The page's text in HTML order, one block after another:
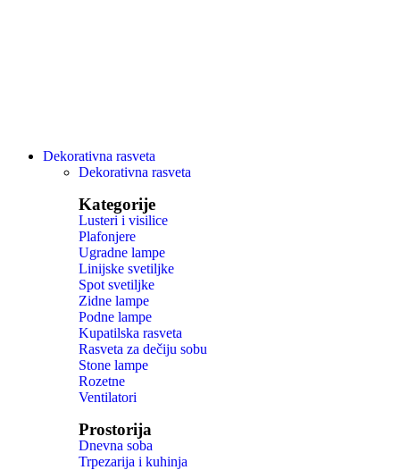
Dekorativna rasveta
Dekorativna rasveta
Kategorije
Lusteri i visilice
Plafonjere
Ugradne lampe
Linijske svetiljke
Spot svetiljke
Zidne lampe
Podne lampe
Kupatilska rasveta
Rasveta za dečiju sobu
Stone lampe
Rozetne
Ventilatori
Prostorija
Dnevna soba
Trpezarija i kuhinja